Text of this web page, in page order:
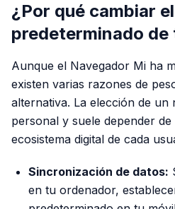
¿Por qué cambiar
predeterminado de
Aunque el Navegador Mi ha
existen varias razones de
alternativa. La elección de un
personal y suele depender de
ecosistema digital de cada
Sincronización de datos:
en tu ordenador,